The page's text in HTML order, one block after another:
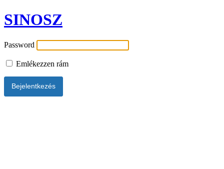
SINOSZ
Password
Emlékezzen rám